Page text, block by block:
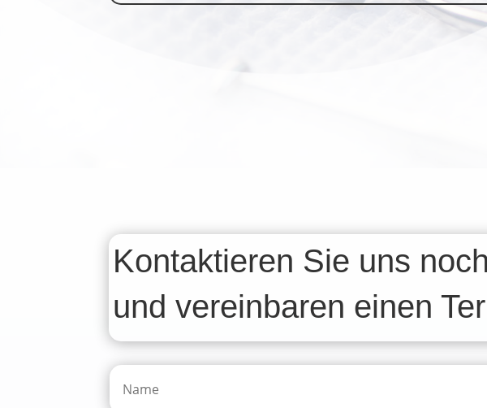
Kontaktieren Sie uns
und vereinbaren einen